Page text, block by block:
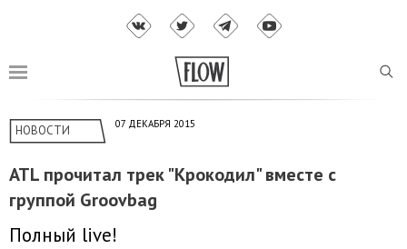
НОВОСТИ 07 ДЕКАБРЯ 2015
ATL прочитал трек "Крокодил" вместе с
группой Groovbag
Полный live!